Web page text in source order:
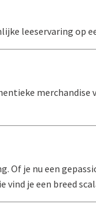
leeservaring op
merchandise
Of je nu een
je een breed